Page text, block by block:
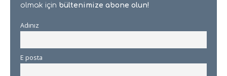
olmak için bültenimize abone olun!
Adınız
E posta